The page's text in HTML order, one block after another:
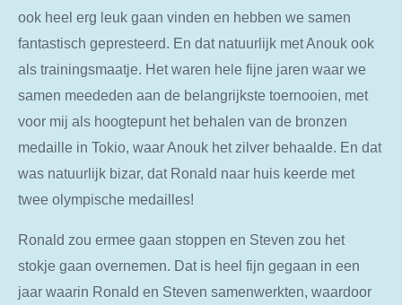
ook heel erg leuk gaan vinden en hebben we samen
fantastisch gepresteerd. En dat natuurlijk met Anouk ook
als trainingsmaatje. Het waren hele fijne jaren waar we
samen meededen aan de belangrijkste toernooien, met
voor mij als hoogtepunt het behalen van de bronzen
medaille in Tokio, waar Anouk het zilver behaalde. En dat
was natuurlijk bizar, dat Ronald naar huis keerde met
twee olympische medailles!
Ronald zou ermee gaan stoppen en Steven zou het
stokje gaan overnemen. Dat is heel fijn gegaan in een
jaar waarin Ronald en Steven samenwerkten, waardoor